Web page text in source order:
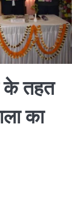
के तहत
का